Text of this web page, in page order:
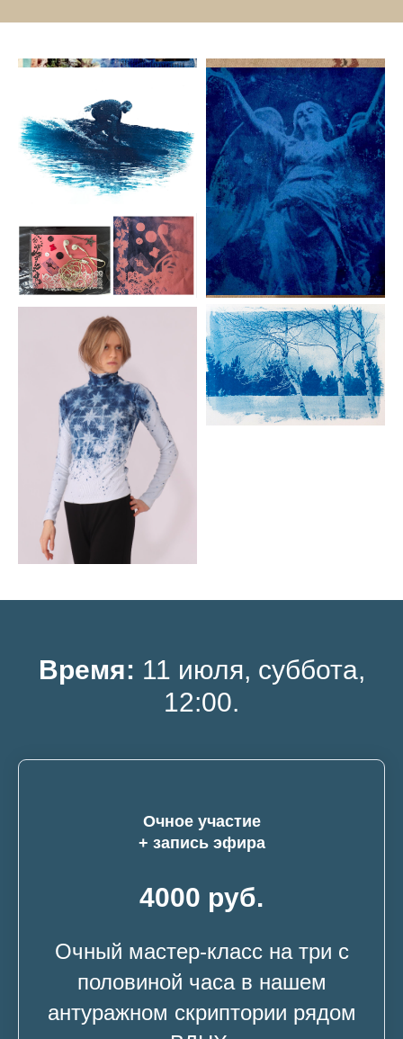
Время: 11 июля, суббота,
12:00.
Очное участие
+ запись эфира
4000 руб.
Очный мастер-класс на три с
половиной часа в нашем
антуражном скриптории рядом